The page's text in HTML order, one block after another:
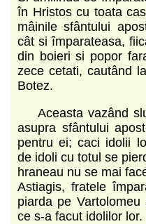
în Hristos cu toata
mâinile sfântului
cât si împarateasa,
din boieri si popor
zece cetati, cautând
Botez.
Aceasta vazând
asupra sfântului
pentru ei; caci idolii
de idoli cu totul se
hraneau nu se mai
Astiagis, fratele
piarda pe
ce s-a facut idolilor lor.